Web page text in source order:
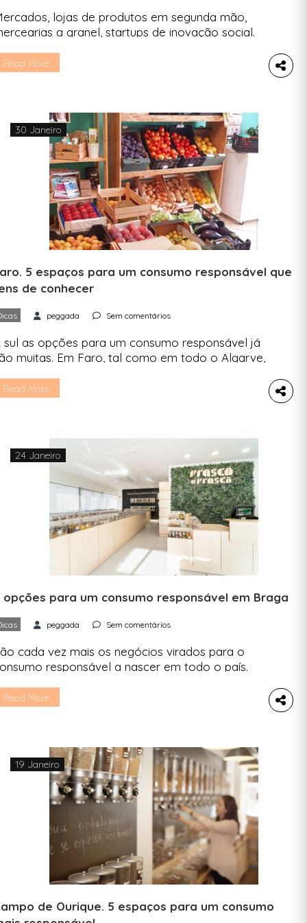
lojas de produtos em segunda mão,
a granel, startups de inovação social.
ambiental e social não param de
Read More
30 Janeiro
5 espaços para um consumo responsável que
de conhecer
peggada Sem comentários
sul as opções para um consumo responsável já
muitas. Em Faro, tal como em todo o Algarve,
segunda mão e a venda de produtos para um
Read More
24 Janeiro
opções para um consumo responsável em Braga
peggada Sem comentários
cada vez mais os negócios virados para o
responsável a nascer em todo o país.
as opções para quem quer ter uma dia a
Read More
19 Janeiro
de Ourique. 5 espaços para um consumo